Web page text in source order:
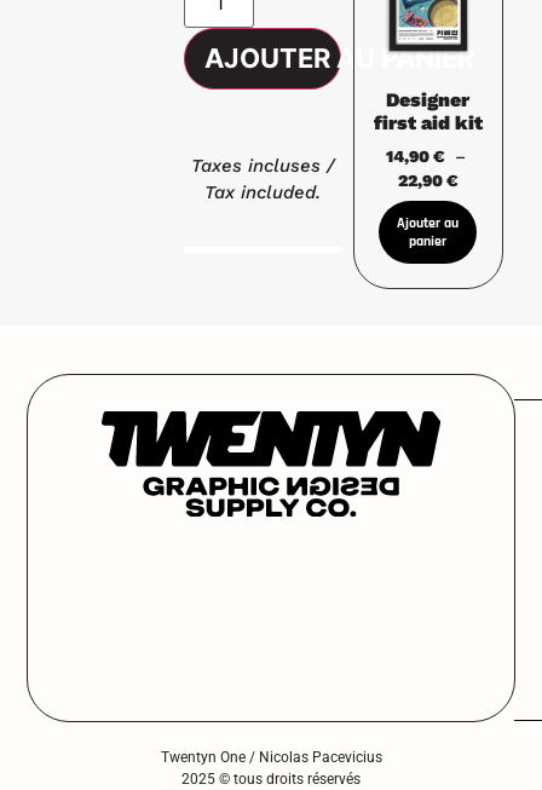
AJOUTER AU PANIER
Taxes incluses /
Tax included.
Designer
first aid kit
14,90€ –
22,90€
Twentyn One / Nicolas Pacevicius
2025 © tous droits réservés